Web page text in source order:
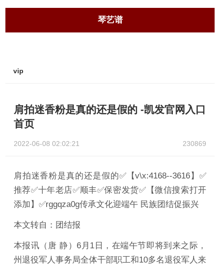
琴艺谱
vip
肩拍迷香粉是真的还是假的 -凯发官网入口
首页
2022-06-08 02:02:21 230869
肩拍迷香粉是真的还是假的✅【v\x:4168--3616】✅
推荐✅十年老店✅顺丰✅保密发货✅【微信搜索打开
添加】✅rggqza0g传承文化迎端午 民族团结促振兴
本文转自：团结报
本报讯（唐 静）6月1日，在端午节即将到来之际，
州退役军人事务局全体干部职工和10多名退役军人来